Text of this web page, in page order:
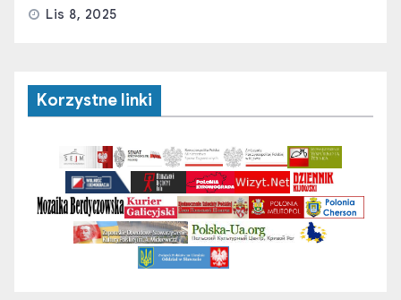
Lis 8, 2025
Korzystne linki